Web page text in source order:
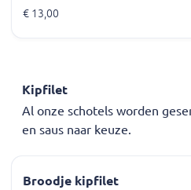
€ 13,00
Kipfilet
Al onze schotels worden
en saus naar keuze.
Broodje kipfilet